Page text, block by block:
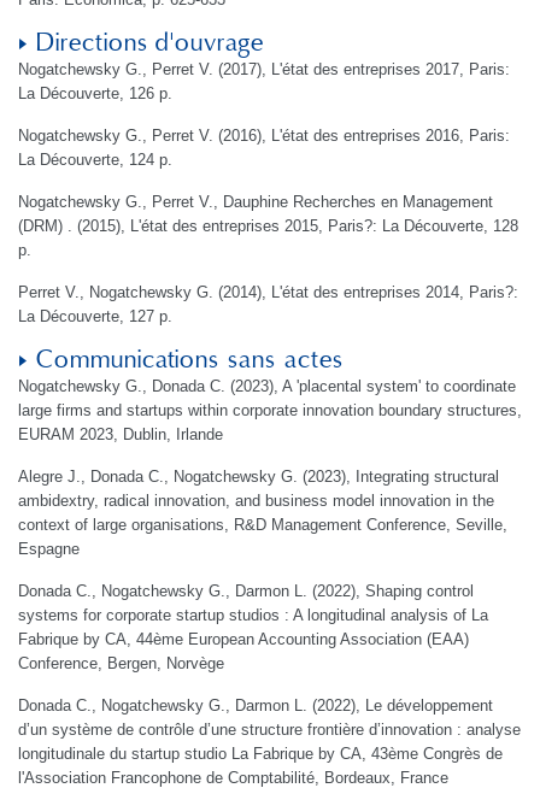
Directions d'ouvrage
Nogatchewsky G., Perret V. (2017), L'état des entreprises 2017, Paris:
La Découverte, 126 p.
Nogatchewsky G., Perret V. (2016), L'état des entreprises 2016, Paris:
La Découverte, 124 p.
Nogatchewsky G., Perret V., Dauphine Recherches en Management
(DRM) . (2015), L'état des entreprises 2015, Paris?: La Découverte, 128
p.
Perret V., Nogatchewsky G. (2014), L'état des entreprises 2014, Paris?:
La Découverte, 127 p.
Communications sans actes
Nogatchewsky G., Donada C. (2023), A 'placental system' to coordinate
large firms and startups within corporate innovation boundary structures,
EURAM 2023, Dublin, Irlande
Alegre J., Donada C., Nogatchewsky G. (2023), Integrating structural
ambidextry, radical innovation, and business model innovation in the
context of large organisations, R&D Management Conference, Seville,
Espagne
Donada C., Nogatchewsky G., Darmon L. (2022), Shaping control
systems for corporate startup studios : A longitudinal analysis of La
Fabrique by CA, 44ème European Accounting Association (EAA)
Conference, Bergen, Norvège
Donada C., Nogatchewsky G., Darmon L. (2022), Le développement
d’un système de contrôle d’une structure frontière d’innovation : analyse
longitudinale du startup studio La Fabrique by CA, 43ème Congrès de
l'Association Francophone de Comptabilité, Bordeaux, France